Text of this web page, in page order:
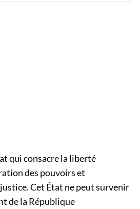
qui consacre la liberté
des pouvoirs et
Cet État ne peut survenir
de la République